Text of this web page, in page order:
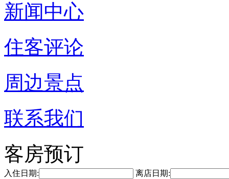
新闻中心
住客评论
周边景点
联系我们
客房预订
入住日期: 离店日期: